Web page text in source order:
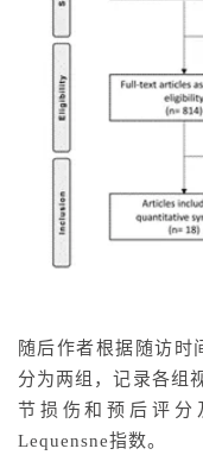
随后作者根据随访时
分为两组，记录各组
节损伤和预后评
Lequensne指数。